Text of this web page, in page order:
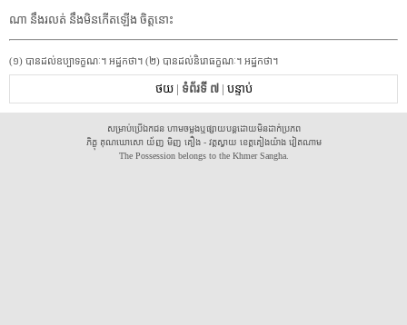
ណា នឹង​រលត់ នឹង​មិនកើត​ឡើង ចិត្ត​នោះ
(១) បាន​ដល់​ឧប្បាទ​ក្ខ​ណៈ។ អដ្ឋកថា។ (២) បាន​ដល់​និ​រោ​ធក្ខ​ណៈ។ អដ្ឋកថា។
ថយ| ទំព័រទី ៧| បន្ទាប់
សម្រាប់ប្រើឯកជន ហាមចម្លងឬផ្សាយបន្តដោយមិនដាក់ប្រភព
ភិក្ខុ គុណឃោសោ យ័ញ មិញ គឿង - វត្តស្វាយ ខេត្តគៀងយ៉ាង វៀតណាម
The Possession belongs to the Khmer Sangha.